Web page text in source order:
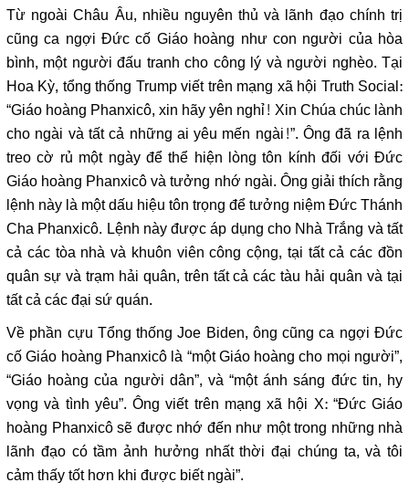
Từ ngoài Châu Âu, nhiều nguyên thủ và lãnh đạo chính trị
cũng ca ngợi Đức cố Giáo hoàng như con người của hòa
bình, một người đấu tranh cho công lý và người nghèo. Tại
Hoa Kỳ, tổng thống Trump viết trên mạng xã hội Truth Social:
“Giáo hoàng Phanxicô, xin hãy yên nghỉ! Xin Chúa chúc lành
cho ngài và tất cả những ai yêu mến ngài!”. Ông đã ra lệnh
treo cờ rủ một ngày để thể hiện lòng tôn kính đối với Đức
Giáo hoàng Phanxicô và tưởng nhớ ngài. Ông giải thích rằng
lệnh này là một dấu hiệu tôn trọng để tưởng niệm Đức Thánh
Cha Phanxicô. Lệnh này được áp dụng cho Nhà Trắng và tất
cả các tòa nhà và khuôn viên công cộng, tại tất cả các đồn
quân sự và trạm hải quân, trên tất cả các tàu hải quân và tại
tất cả các đại sứ quán.
Về phần cựu Tổng thống Joe Biden, ông cũng ca ngợi Đức
cố Giáo hoàng Phanxicô là “một Giáo hoàng cho mọi người”,
“Giáo hoàng của người dân”, và “một ánh sáng đức tin, hy
vọng và tình yêu”. Ông viết trên mạng xã hội X: “Đức Giáo
hoàng Phanxicô sẽ được nhớ đến như một trong những nhà
lãnh đạo có tầm ảnh hưởng nhất thời đại chúng ta, và tôi
cảm thấy tốt hơn khi được biết ngài”.